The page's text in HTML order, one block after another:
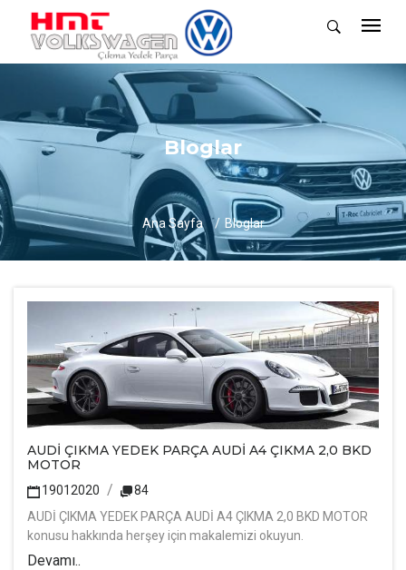
Bloglar
Ana Sayfa Bloglar
AUDİ ÇIKMA YEDEK PARÇA AUDİ A4 ÇIKMA 2,0 BKD
MOTOR
19012020
84
AUDİ ÇIKMA YEDEK PARÇA AUDİ A4 ÇIKMA 2,0 BKD MOTOR
konusu hakkında herşey için makalemizi okuyun.
Devamı..